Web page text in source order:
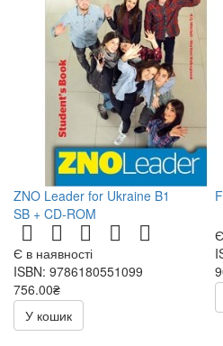
ZNO Leader for Ukraine B1
SB + CD-ROM
Є в наявності
ISBN: 9786180551099
756.00₴
У кошик